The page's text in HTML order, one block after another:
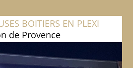
BOITIERS EN PLEXI
de Provence